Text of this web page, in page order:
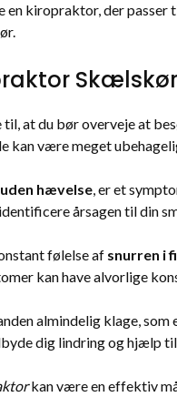
kiropraktor, der passer
Skælskør
til, at du bør overveje at
kan være meget
hævelse, er et
årsagen til din
følelse af snurren i
kan have alvorlige
almindelig klage,
dig lindring og hjælp
kan være en effektiv